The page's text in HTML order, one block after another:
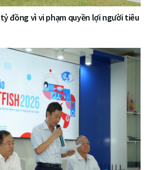
đồng vì vi phạm quyền lợi người tiêu